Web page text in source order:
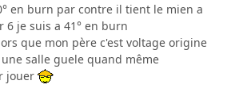
en burn par contre il tient le mien a
6 je suis a 41° en burn
que mon père c'est voltage origine
salle guele quand même
jouer